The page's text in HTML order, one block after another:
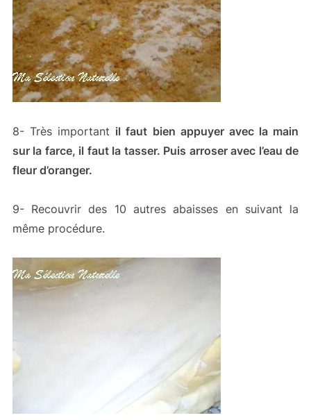
8- Très important il faut bien appuyer avec la main
sur la farce, il faut la tasser. Puis arroser avec l’eau de
fleur d’oranger.
9- Recouvrir des 10 autres abaisses en suivant la
même procédure.